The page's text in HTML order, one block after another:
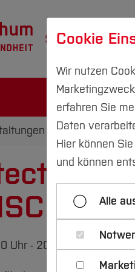
Studium
Uhr - 20:00 Uhr
Cookie
Wir nutzen
erfahren Sie
Daten
Hier können
und können
Alle